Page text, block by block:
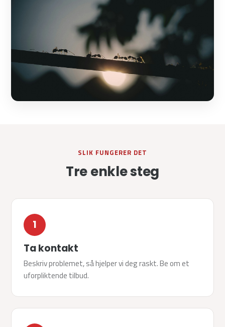
SLIK FUNGERER DET
Tre enkle steg
1
Ta kontakt
Beskriv problemet, så hjelper vi deg raskt. Be om et
uforpliktende tilbud.